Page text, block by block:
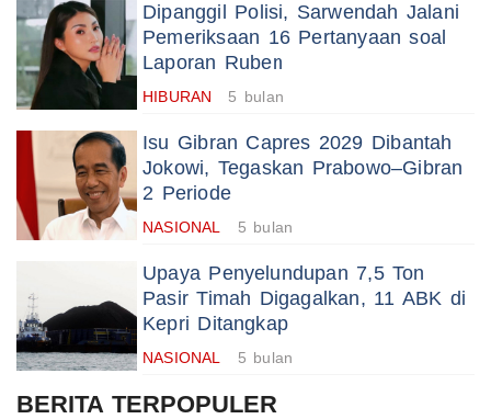
Dipanggil Polisi, Sarwendah Jalani
Pemeriksaan 16 Pertanyaan soal
Laporan Ruben
HIBURAN 5 bulan
Isu Gibran Capres 2029 Dibantah
Jokowi, Tegaskan Prabowo–Gibran
2 Periode
NASIONAL 5 bulan
Upaya Penyelundupan 7,5 Ton
Pasir Timah Digagalkan, 11 ABK di
Kepri Ditangkap
NASIONAL 5 bulan
BERITA TERPOPULER